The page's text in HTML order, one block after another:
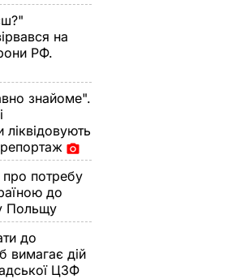
на
РФ.
знайоме".
ліквідовують
про потребу
до
Польщу
до
вимагає дій
ЦЗФ